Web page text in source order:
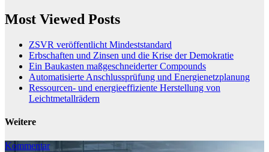
Most Viewed Posts
ZSVR veröffentlicht Mindeststandard
Erbschaften und Zinsen und die Krise der Demokratie
Ein Baukasten maßgeschneiderter Compounds
Automatisierte Anschlussprüfung und Energienetzplanung
Ressourcen- und energieeffiziente Herstellung von
Leichtmetallrädern
Weitere
Kommentar